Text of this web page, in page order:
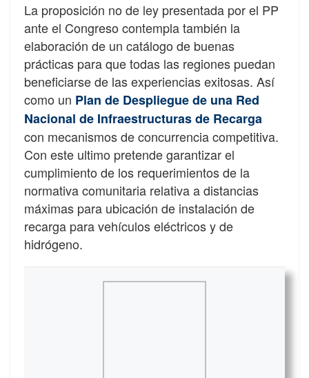
La proposición no de ley presentada por el PP
ante el Congreso contempla también la
elaboración de un catálogo de buenas
prácticas para que todas las regiones puedan
beneficiarse de las experiencias exitosas. Así
como un Plan de Despliegue de una Red
Nacional de Infraestructuras de Recarga
con mecanismos de concurrencia competitiva.
Con este ultimo pretende garantizar el
cumplimiento de los requerimientos de la
normativa comunitaria relativa a distancias
máximas para ubicación de instalación de
recarga para vehículos eléctricos y de
hidrógeno.